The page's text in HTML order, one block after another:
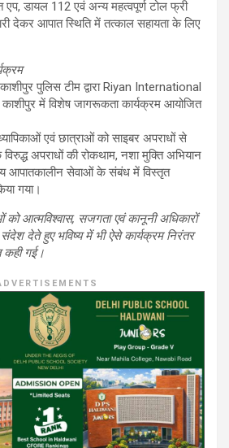
एप, डायल 112 एवं अन्य महत्वपूर्ण टोल फ्री
देकर आपात स्थिति में तत्काल सहायता के लिए
पुलिस टीम द्वारा Riyan International
में विशेष जागरूकता कार्यक्रम आयोजित
एवं छात्राओं को साइबर अपराधों से
अपराधों की रोकथाम, नशा मुक्ति अभियान
आपातकालीन सेवाओं के संबंध में विस्तृत
गया।
को आत्मविश्वास, सजगता एवं कानूनी अधिकारों
देते हुए भविष्य में भी ऐसे कार्यक्रम निरंतर
कही गई।